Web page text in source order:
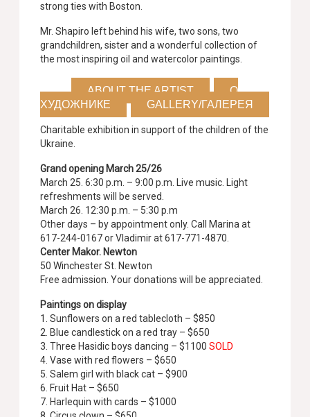
strong ties with Boston.
Mr. Shapiro left behind his wife, two sons, two
grandchildren, sister and a wonderful collection of
the most inspiring oil and watercolor paintings.
ABOUT THE ARTIST
О
ХУДОЖНИКЕ
GALLERY/ГАЛЕРЕЯ
Charitable exhibition in support of the children of the
Ukraine.
Grand opening March 25/26
March 25. 6:30 p.m. – 9:00 p.m. Live music. Light
refreshments will be served.
March 26. 12:30 p.m. – 5:30 p.m
Other days – by appointment only. Call Marina at
617-244-0167 or Vladimir at 617-771-4870.
Center Makor. Newton
50 Winchester St. Newton
Free admission. Your donations will be appreciated.
Paintings on display
1. Sunflowers on a red tablecloth – $850
2. Blue candlestick on a red tray – $650
3. Three Hasidic boys dancing – $1100SOLD
4. Vase with red flowers – $650
5. Salem girl with black cat – $900
6. Fruit Hat – $650
7. Harlequin with cards – $1000